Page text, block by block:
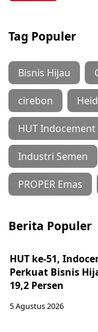
Tag Populer
Bisnis Hijau
cirebon
HUT Indocement
Industri Semen
PROPER Emas
Berita Populer
HUT ke-51,
Perkuat Bisnis
19,2 Persen
5 Agustus 2026